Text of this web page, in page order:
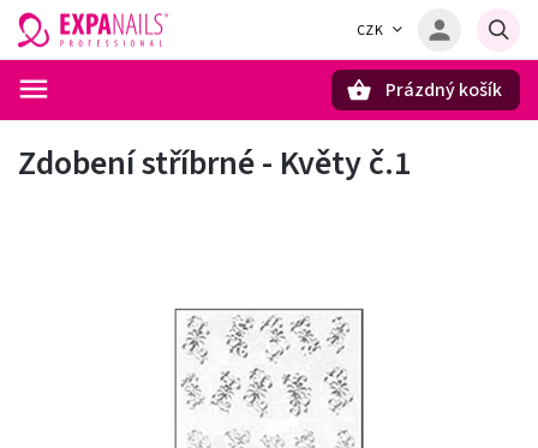
CZK
Prázdný košík
Zdobení stříbrné - Květy č.1